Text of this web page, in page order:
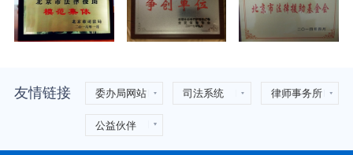
友情链接 委办局网站 司法系统 律师事务所
公益伙伴